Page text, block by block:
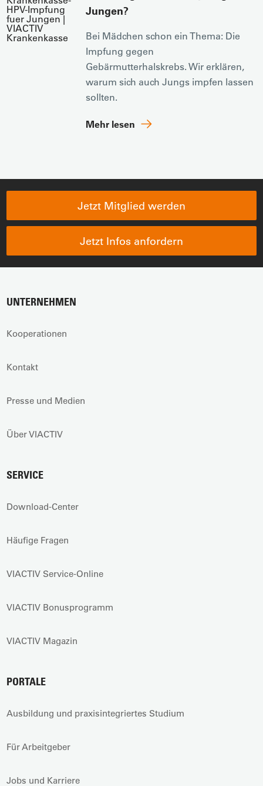
Jungen?
Bei Mädchen schon ein Thema: Die
Impfung gegen
Gebärmutterhalskrebs. Wir erklären,
warum sich auch Jungs impfen lassen
sollten.
Mehr lesen
Jetzt Mitglied werden
Jetzt Infos anfordern
UNTERNEHMEN
Kooperationen
Kontakt
Presse und Medien
Über VIACTIV
SERVICE
Download-Center
Häufige Fragen
VIACTIV Service-Online
VIACTIV Bonusprogramm
VIACTIV Magazin
PORTALE
Ausbildung und praxisintegriertes Studium
Für Arbeitgeber
Jobs und Karriere